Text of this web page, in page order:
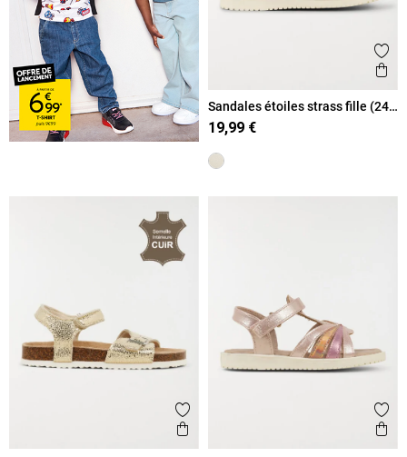
Sandales étoiles strass fille (24-
30)
19,99 €
Ajouter aux favoris
Aperçu rapide